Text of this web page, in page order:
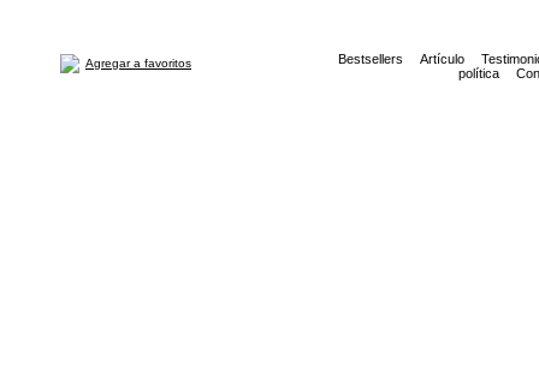
Agregar a favoritos Bestsellers Artículo
política